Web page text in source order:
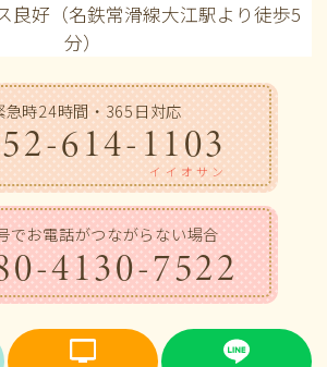
良好（名鉄常滑線大江駅より徒歩5
分）
急時24時間・365日対応
イイオサン
614-1103
でお電話がつながらない場合
4130-7522